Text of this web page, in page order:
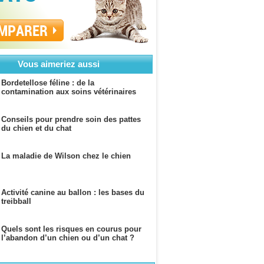
Vous aimeriez aussi
Bordetellose féline : de la
contamination aux soins vétérinaires
Conseils pour prendre soin des pattes
du chien et du chat
La maladie de Wilson chez le chien
Activité canine au ballon : les bases du
treibball
Quels sont les risques en courus pour
l’abandon d’un chien ou d’un chat ?